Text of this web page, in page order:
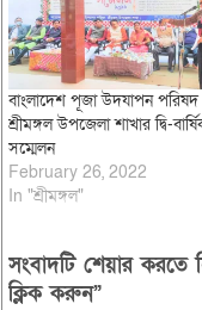
বাংলাদেশ পূজা উদযাপন পরিষদ
শ্রীমঙ্গল উপজেলা শাখার দ্বি-
সম্মেলন
February 26, 2022
In "শ্রীমঙ্গল"
সংবাদটি শেয়ার করতে
ক্লিক করুন”